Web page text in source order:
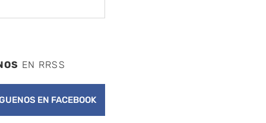
EN RRSS
EN FACEBOOK